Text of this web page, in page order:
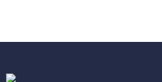
Вес 13 кг